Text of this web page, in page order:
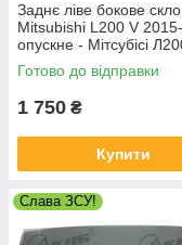
Заднє ліве бокове скло
Mitsubishi L200 V
опускне - Мітсубісі
Готово до відправки
1 750 ₴
Купити
Слава ЗСУ!